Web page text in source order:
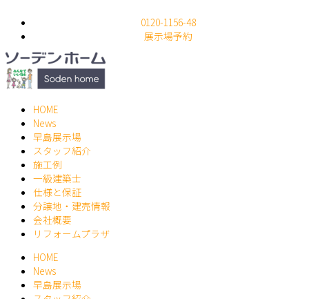
キ
ッ
プ
0120-1156-48
展示場予約
HOME
News
早島展示場
スタッフ紹介
施工例
一級建築士
仕様と保証
分譲地・建売情報
会社概要
リフォームプラザ
HOME
News
早島展示場